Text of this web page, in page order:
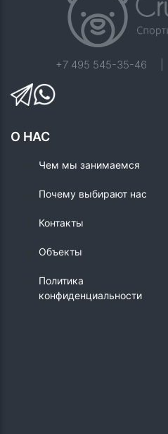
+7 495 545-35-46
О НАС
Чем мы занимаемся
Почему выбирают нас
Контакты
Объекты
Политика
конфиденциальности